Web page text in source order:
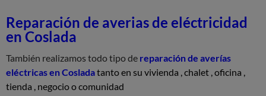
Reparación de averias de eléctricidad
en Coslada
También realizamos todo tipo de reparación de averías
eléctricas en Cosladatanto en su vivienda , chalet , oficina ,
tienda , negocio o comunidad